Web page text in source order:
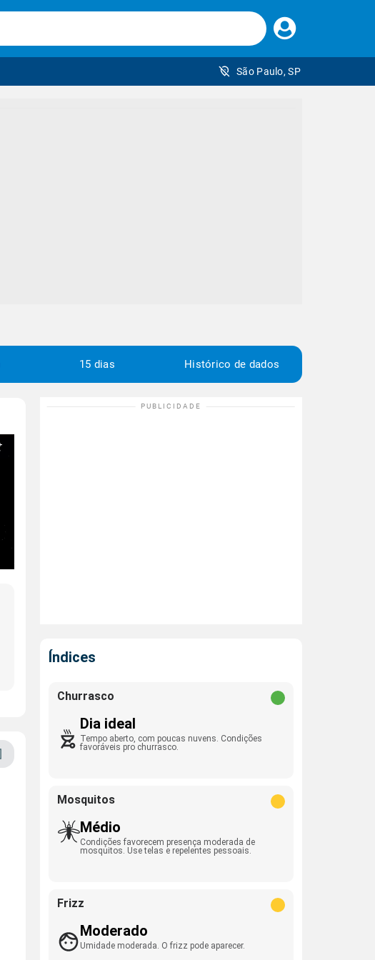
Faça
seu
São Paulo, SP
15 dias Histórico de dados
Índices
Churrasco
Dia ideal
Tempo aberto, com poucas nuvens. Condições
favoráveis pro churrasco.
Mosquitos
Médio
Condições favorecem presença moderada de
mosquitos. Use telas e repelentes pessoais.
Frizz
Moderado
Umidade moderada. O frizz pode aparecer.